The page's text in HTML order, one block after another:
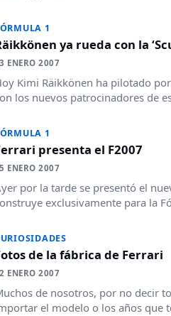
1
ya rueda con la
ENERO 2007
Kimi Räikkönen ha pilotado
los nuevos patrocinadores de
1
presenta el F2007
ENERO 2007
por la tarde se presentó el
exclusivamente para la
de la fábrica de Ferrari
ENERO 2007
de nosotros, por no decir
el modelo o los años que